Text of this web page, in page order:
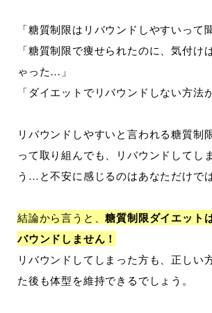
「糖質制限はリバウンドしやすいって
「糖質制限で痩せられたのに、気付け
ゃった…」
「ダイエットでリバウンドしない方法
リバウンドしやすいと言われる糖質制
って取り組んでも、リバウンドしてし
う…と不安に感じるのはあなただけで
結論から言うと、糖質制限ダイエット
バウンドしません！
リバウンドしてしまった方も、正しい
た後も体型を維持できるでしょう。